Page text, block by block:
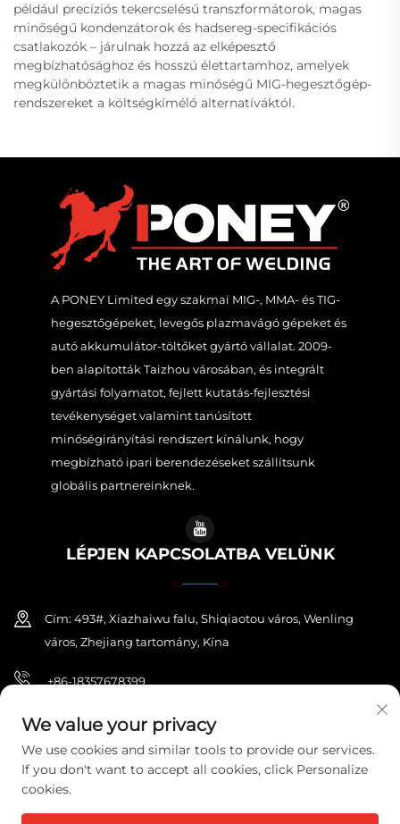
például precíziós tekercselésű transzformátorok, magas
minőségű kondenzátorok és hadsereg-specifikációs
csatlakozók – járulnak hozzá az elképesztő
megbízhatósághoz és hosszú élettartamhoz, amelyek
megkülönböztetik a magas minőségű MIG-hegesztőgép-
rendszereket a költségkímélő alternatíváktól.
A PONEY Limited egy szakmai MIG-, MMA- és TIG-
hegesztőgépeket, levegős plazmavágó gépeket és
autó akkumulátor-töltőket gyártó vállalat. 2009-
ben alapították Taizhou városában, és integrált
gyártási folyamatot, fejlett kutatás-fejlesztési
tevékenységet valamint tanúsított
minőségirányítási rendszert kínálunk, hogy
megbízható ipari berendezéseket szállítsunk
globális partnereinknek.
LÉPJEN KAPCSOLATBA VELÜNK
Cím: 493#, Xiazhaiwu falu, Shiqiaotou város, Wenling
város, Zhejiang tartomány, Kína
+86-18357678399
[email protected]
Copyright © 2026 ZHEJIANG PONEY ELECTRIC CO.,LTD. Minden jog
fenntartva. Adatvédelmi irányelvek
We value your privacy
We use cookies and similar tools to provide our services.
If you don't want to accept all cookies, click Personalize
cookies.